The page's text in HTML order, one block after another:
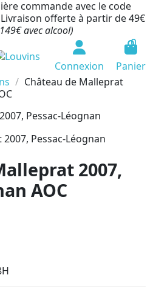
commande avec le code
offerte à partir de 49€
avec alcool)
Connexion
0
Panier
Château de Malleprat
2007,
AOC